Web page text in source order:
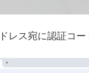
ス宛に認証コー